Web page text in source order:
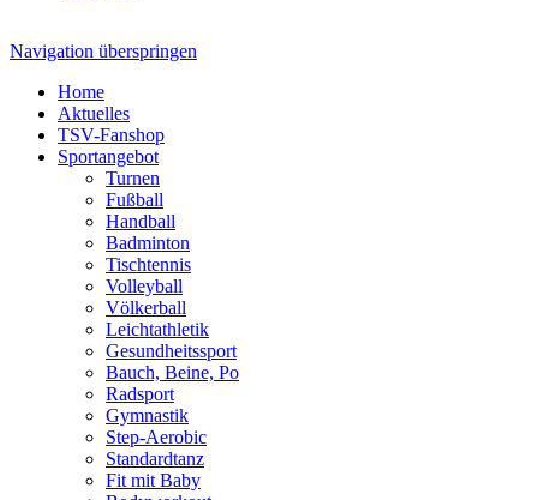
Navigation überspringen
Home
Aktuelles
TSV-Fanshop
Sportangebot
Turnen
Fußball
Handball
Badminton
Tischtennis
Volleyball
Völkerball
Leichtathletik
Gesundheitssport
Bauch, Beine, Po
Radsport
Gymnastik
Step-Aerobic
Standardtanz
Fit mit Baby